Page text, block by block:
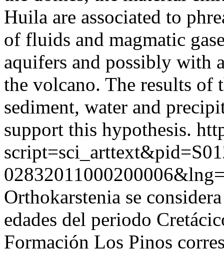
Huila are associated to
of fluids and magmatic
aquifers and possibly with
the volcano. The results of
sediment, water and
support this hypothesis.
Orthokarstenia se
edades del periodo
Formación Los Pinos